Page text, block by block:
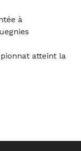
à
atteint la